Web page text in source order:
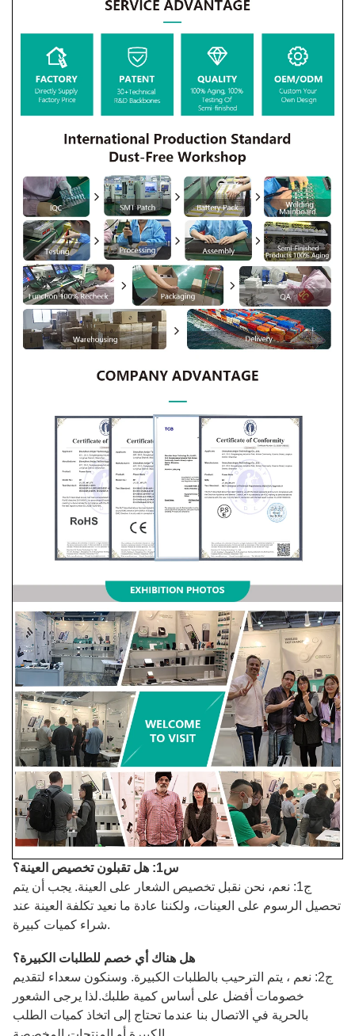
س1: هل تقبلون تخصيص العينة؟
ج1: نعم، نحن نقبل تخصيص الشعار على العينة. يجب أن يتم
تحصيل الرسوم على العينات، ولكننا عادة ما نعيد تكلفة العينة عند
شراء كميات كبيرة.
هل هناك أي خصم للطلبات الكبيرة؟
ج2: نعم ، يتم الترحيب بالطلبات الكبيرة. وسنكون سعداء لتقديم
خصومات أفضل على أساس كمية طلبك.لذا يرجى الشعور
بالحرية في الاتصال بنا عندما تحتاج إلى اتخاذ كميات الطلب